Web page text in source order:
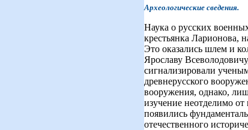
Археологические сведения.
Наука о русских
крестьянка Ларионова,
Это оказались шлем и
Ярославу
сигнализировали
древнерусского
вооружения, однако,
изучение неотделимо
появились
отечественного